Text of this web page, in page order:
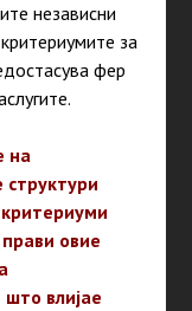
независни
за
фер
на
структури
овие
влијае